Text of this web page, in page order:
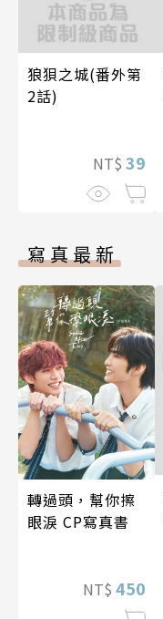
狼狽之城(番外第
2話)
NT$ 39
寫真最新
轉過頭，幫你擦
眼淚 CP寫真書
NT$ 450